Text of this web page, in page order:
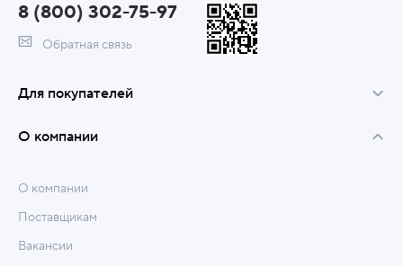
8 (800) 302-75-97
Обратная связь
Для покупателей
О компании
О компании
Поставщикам
Вакансии